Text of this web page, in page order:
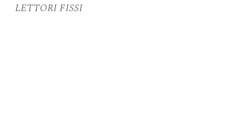
LETTORI FISSI